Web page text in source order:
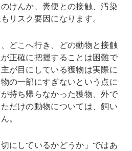
けんか、糞便との接触、汚染
リスク要因になります。
どこへ行き、どの動物と接触
正確に把握することは困難で
が目にしている獲物は実際に
の一部にすぎないという点に
持ち帰らなかった獲物、外で
だけの動物については、飼い
。
にしているかどうか」ではあ